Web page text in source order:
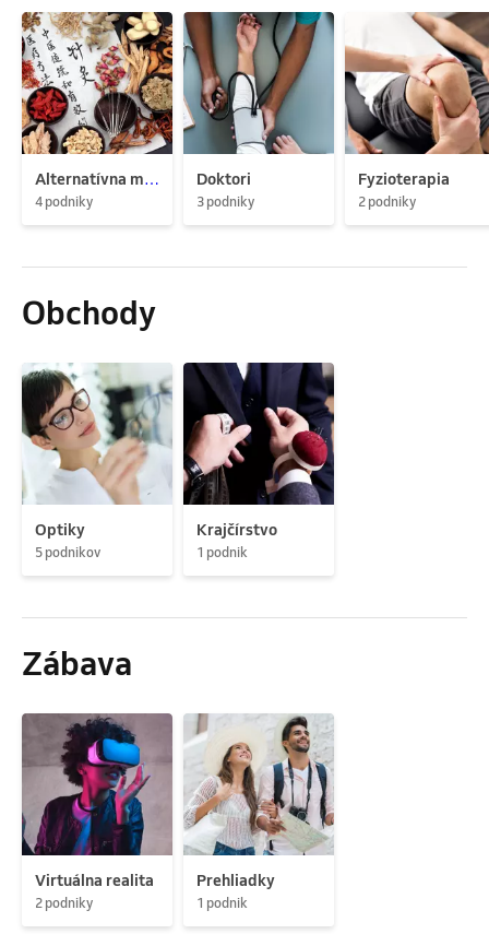
Alternatívna medicína
4 podniky
Doktori
3 podniky
Fyzioterapia
2 podniky
Obchody
Optiky
5 podnikov
Krajčírstvo
1 podnik
Zábava
Virtuálna realita
2 podniky
Prehliadky
1 podnik